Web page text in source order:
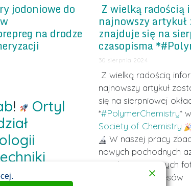
jodoniowe do
na drodze
!
Ortyl
Z wielką radością
najnowszy
znajduje się na
czasopisma
30 sierpnia 2024
Z wielką radością
najnowszy artykuł
się na sierpniowej
*#PolymerChemistry*
Society of Chemistry
W naszej pracy
nowych pochodnych
panchromatycznych
inicjowaniu procesów